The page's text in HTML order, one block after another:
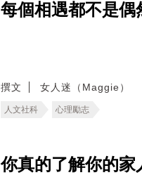
每個相遇都不是偶
撰文 女人迷（Maggie）
人文社科 心理勵志
你真的了解你的家